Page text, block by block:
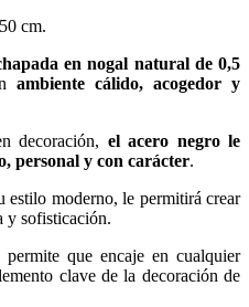
cm.
en nogal natural de 0,5
ambiente cálido, acogedor y
decoración, el acero negro le
personal y con carácter.
estilo moderno, le permitirá crear
y sofisticación.
que encaje en cualquier
clave de la decoración de